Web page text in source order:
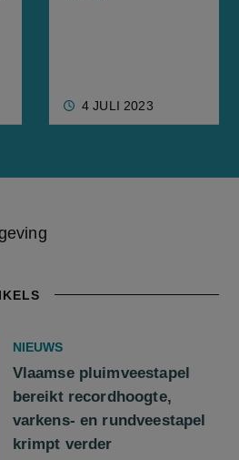
4 JULI 2023
NIEUWS
Vlaamse pluimveestapel
bereikt recordhoogte,
varkens- en rundveestapel
krimpt verder